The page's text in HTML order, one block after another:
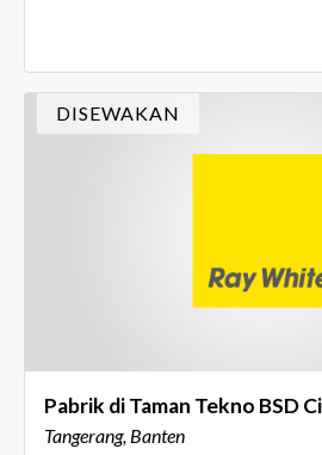
DISEWAKAN
Pabrik di Taman Tekno BSD
Tangerang, Banten